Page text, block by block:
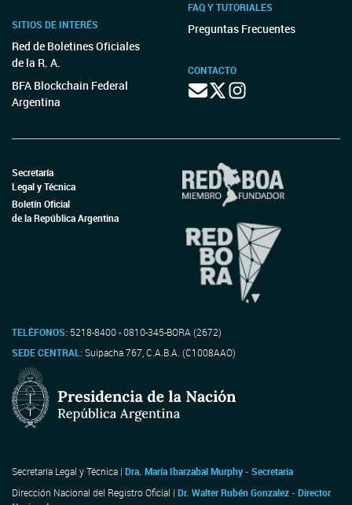
SITIOS DE INTERÉS
Red de Boletines Oficiales
de la R. A.
BFA Blockchain Federal
Argentina
FAQ Y TUTORIALES
Preguntas Frecuentes
CONTACTO
Secretaría
Legal y Técnica
Boletín Oficial
de la República Argentina
TELÉFONOS: 5218-8400 - 0810-345-BORA (2672)
SEDE CENTRAL:Suipacha 767, C.A.B.A. (C1008AAO)
Secretaría Legal y Técnica | Dra. María Ibarzabal Murphy - Secretaria
Dirección Nacional del Registro Oficial | Dr. Walter Rubén Gonzalez - Director